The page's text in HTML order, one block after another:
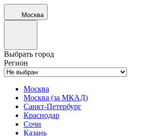
Москва
Выбрать город
Регион
Москва
Москва (за МКАД)
Санкт-Петербург
Краснодар
Сочи
Казань